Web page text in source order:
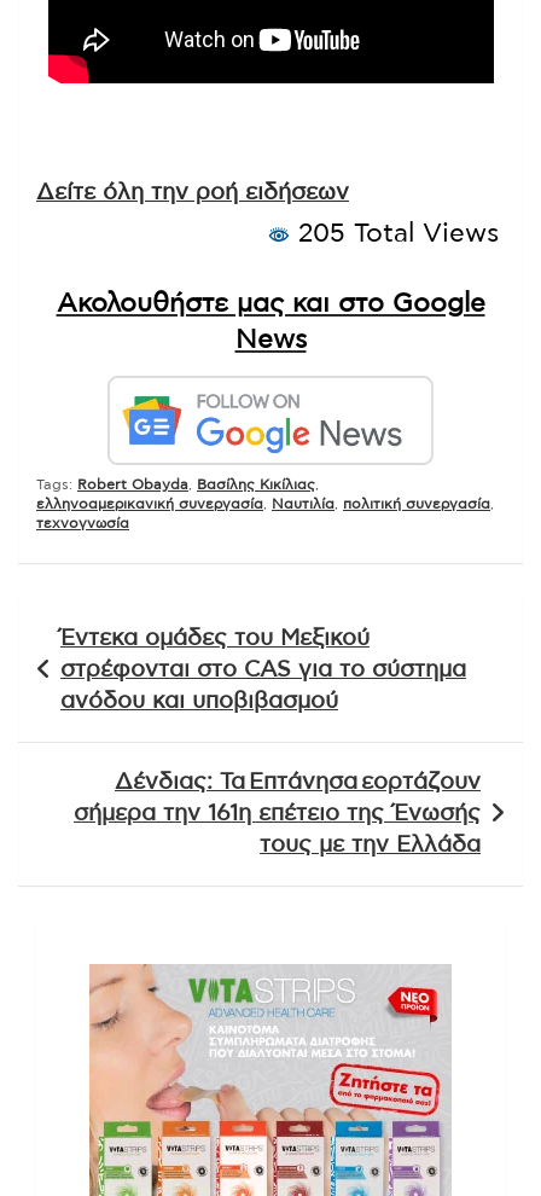
Δείτε όλη την ροή ειδήσεων
205 Total Views
Ακολουθήστε μας και στο Google
News
Tags: Robert Obayda Βασίλης Κικίλιας
ελληνοαμερικανική συνεργασία
Ναυτιλία πολιτική συνεργασία
τεχνογνωσία
άρθρων
Έντεκα ομάδες του Μεξικού
στρέφονται στο CAS για το σύστημα
ανόδου και υποβιβασμού
Δένδιας: Τα Επτάνησα εορτάζουν
σήμερα την 161η επέτειο της Ένωσής
τους με την Ελλάδα